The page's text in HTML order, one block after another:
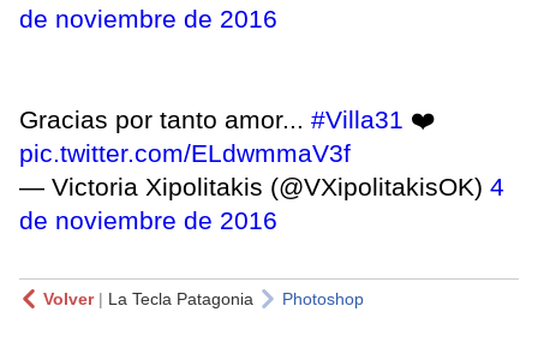
de noviembre de 2016
Gracias por tanto amor... #Villa31 ❤️
pic.twitter.com/ELdwmmaV3f
— Victoria Xipolitakis (@VXipolitakisOK) 4
de noviembre de 2016
Volver| La Tecla Patagonia Photoshop